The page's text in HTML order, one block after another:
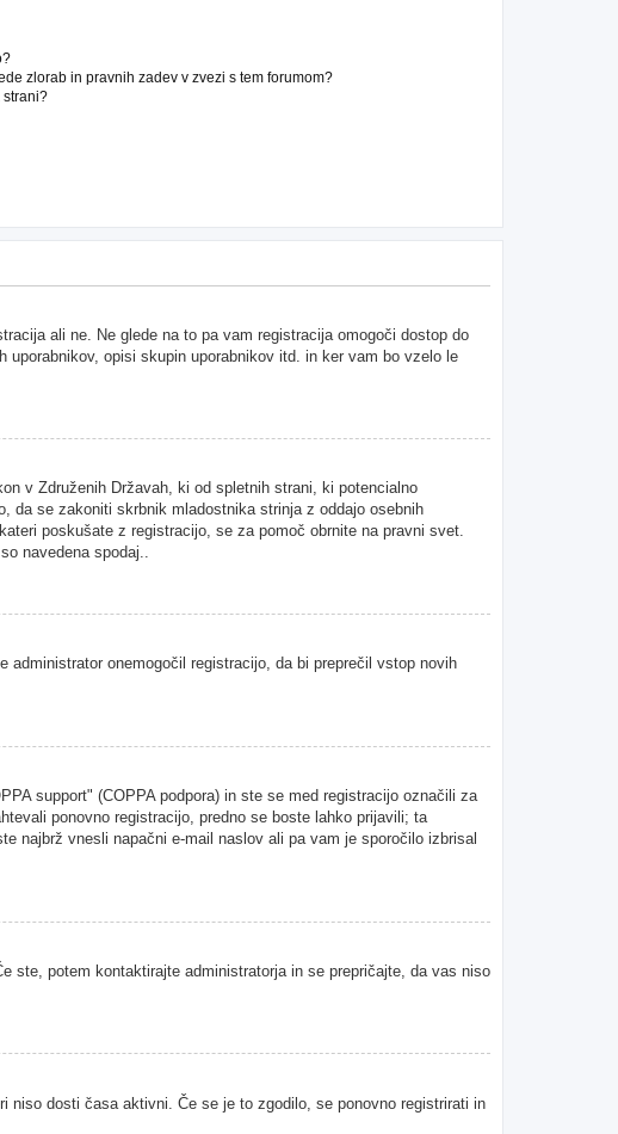
zlorab in pravnih zadev v zvezi s tem forumom?
strani?
ali ne. Ne glede na to pa vam registracija omogoči dostop do
opisi skupin uporabnikov itd. in ker vam bo vzelo le
v Združenih Državah, ki od spletnih strani, ki potencialno
da se zakoniti skrbnik mladostnika strinja z oddajo osebnih
poskušate z registracijo, se za pomoč obrnite na pravni svet.
navedena spodaj..
onemogočil registracijo, da bi preprečil vstop novih
support" (COPPA podpora) in ste se med registracijo označili za
ponovno registracijo, predno se boste lahko prijavili; ta
najbrž vnesli napačni e-mail naslov ali pa vam je sporočilo izbrisal
ste, potem kontaktirajte administratorja in se prepričajte, da vas niso
niso dosti časa aktivni. Če se je to zgodilo, se ponovno registrirati in